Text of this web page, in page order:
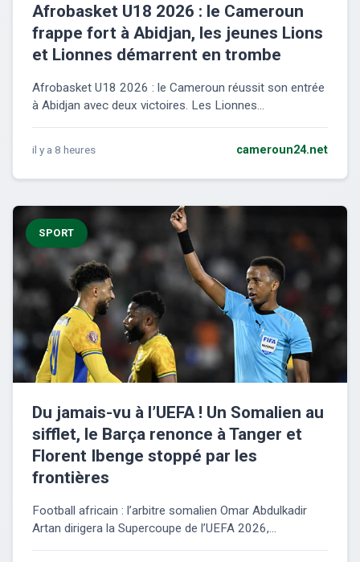
Afrobasket U18 2026 : le Cameroun
frappe fort à Abidjan, les jeunes Lions
et Lionnes démarrent en trombe
Afrobasket U18 2026 : le Cameroun réussit son entrée
à Abidjan avec deux victoires. Les Lionnes...
il y a 8 heures cameroun24.net
SPORT
Du jamais-vu à l’UEFA ! Un Somalien au
sifflet, le Barça renonce à Tanger et
Florent Ibenge stoppé par les
frontières
Football africain : l’arbitre somalien Omar Abdulkadir
Artan dirigera la Supercoupe de l’UEFA 2026,...